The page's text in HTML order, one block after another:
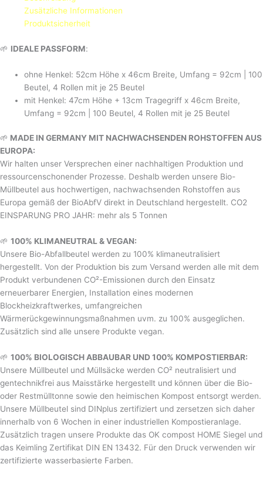
Zusätzliche Informationen
Produktsicherheit
🌱 IDEALE PASSFORM:
ohne Henkel: 52cm Höhe x 46cm Breite, Umfang = 92cm | 100
Beutel, 4 Rollen mit je 25 Beutel
mit Henkel: 47cm Höhe + 13cm Tragegriff x 46cm Breite,
Umfang = 92cm | 100 Beutel, 4 Rollen mit je 25 Beutel
🌱 MADE IN GERMANY MIT NACHWACHSENDEN ROHSTOFFEN AUS
EUROPA:
Wir halten unser Versprechen einer nachhaltigen Produktion und
ressourcenschonender Prozesse. Deshalb werden unsere Bio-
Müllbeutel aus hochwertigen, nachwachsenden Rohstoffen aus
Europa gemäß der BioAbfV direkt in Deutschland hergestellt. CO2
EINSPARUNG PRO JAHR: mehr als 5 Tonnen
🌱 100% KLIMANEUTRAL & VEGAN:
Unsere Bio-Abfallbeutel werden zu 100% klimaneutralisiert
hergestellt. Von der Produktion bis zum Versand werden alle mit dem
Produkt verbundenen CO²-Emissionen durch den Einsatz
erneuerbarer Energien, Installation eines modernen
Blockheizkraftwerkes, umfangreichen
Wärmerückgewinnungsmaßnahmen uvm. zu 100% ausgeglichen.
Zusätzlich sind alle unsere Produkte vegan.
🌱 100% BIOLOGISCH ABBAUBAR UND 100% KOMPOSTIERBAR:
Unsere Müllbeutel und Müllsäcke werden CO² neutralisiert und
gentechnikfrei aus Maisstärke hergestellt und können über die Bio-
oder Restmülltonne sowie den heimischen Kompost entsorgt werden.
Unsere Müllbeutel sind DINplus zertifiziert und zersetzen sich daher
innerhalb von 6 Wochen in einer industriellen Kompostieranlage.
Zusätzlich tragen unsere Produkte das OK compost HOME Siegel und
das Keimling Zertifikat DIN EN 13432. Für den Druck verwenden wir
zertifizierte wasserbasierte Farben.